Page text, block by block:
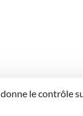
le contrôle